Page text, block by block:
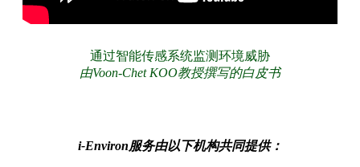
通过智能传感系统监测环境威胁
由Voon-Chet KOO教授撰写的白皮书
i-Environ服务由以下机构共同提供：